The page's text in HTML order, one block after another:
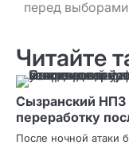
перед выборами
Читайте
Сызранский НПЗ
переработку
После ночной атаки